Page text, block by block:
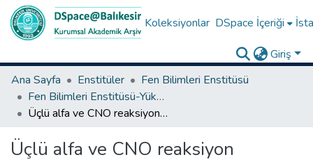
Koleksiyonlar DSpace İçeriği
Giriş
Ana Sayfa
Enstitüler
Fen Bilimleri Enstitüsü
Fen Bilimleri Enstitüsü-Yüksek Lisans Tezleri
Üçlü alfa ve CNO reaksiyon oranlarının küçük kütleli yıldızların evrimi üzerindeki etkileri
Üçlü alfa ve CNO reaksiyon